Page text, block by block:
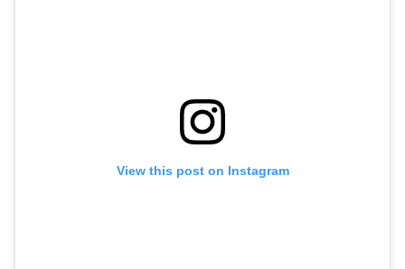
View this post on Instagram